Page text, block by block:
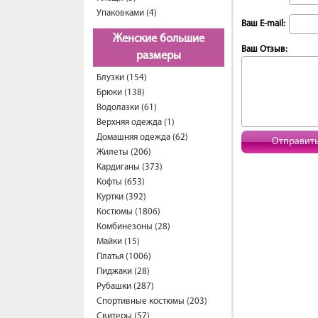
Упаковками (4)
Женские большие
размеры
Блузки (154)
Брюки (138)
Водолазки (61)
Верхняя одежда (1)
Домашняя одежда (62)
Жилеты (206)
Кардиганы (373)
Кофты (653)
Куртки (392)
Костюмы (1806)
Комбинезоны (28)
Майки (15)
Платья (1006)
Пиджаки (28)
Рубашки (287)
Спортивные костюмы (203)
Ваш E-mail:
Ваш Отзыв: